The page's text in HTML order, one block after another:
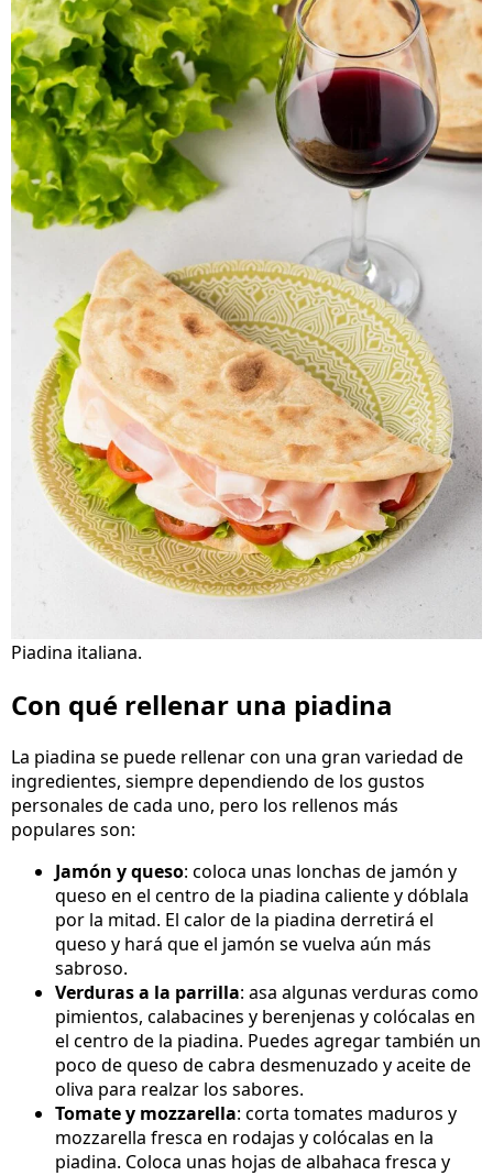
Piadina italiana.
Con qué rellenar una piadina
La piadina se puede rellenar con una gran variedad de
ingredientes, siempre dependiendo de los gustos
personales de cada uno, pero los rellenos más
populares son:
Jamón y queso: coloca unas lonchas de jamón y
queso en el centro de la piadina caliente y dóblala
por la mitad. El calor de la piadina derretirá el
queso y hará que el jamón se vuelva aún más
sabroso.
Verduras a la parrilla: asa algunas verduras como
pimientos, calabacines y berenjenas y colócalas en
el centro de la piadina. Puedes agregar también un
poco de queso de cabra desmenuzado y aceite de
oliva para realzar los sabores.
Tomate y mozzarella: corta tomates maduros y
mozzarella fresca en rodajas y colócalas en la
piadina. Coloca unas hojas de albahaca fresca y